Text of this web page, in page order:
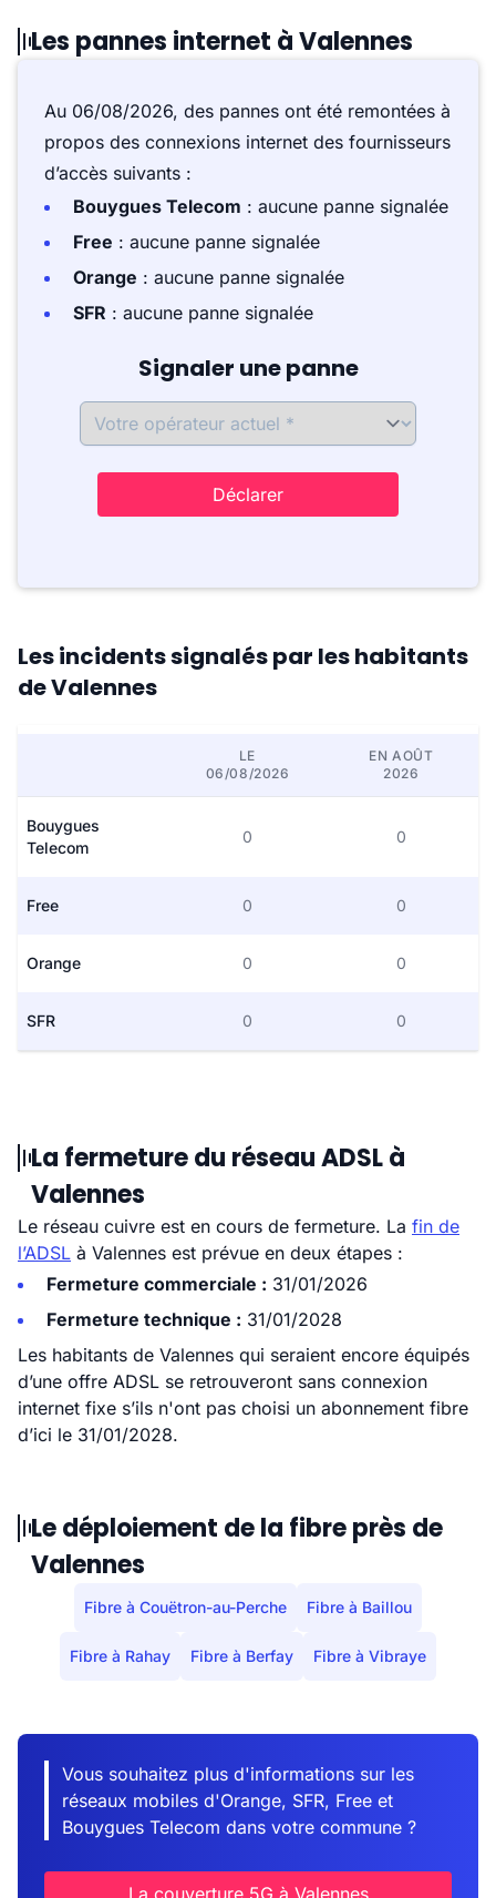
Les pannes internet à Valennes
Au 06/08/2026, des pannes ont été remontées à
propos des connexions internet des fournisseurs
d’accès suivants :
Bouygues Telecom : aucune panne signalée
Free : aucune panne signalée
Orange : aucune panne signalée
SFR : aucune panne signalée
Signaler une panne
Déclarer
Les incidents signalés par les habitants
de Valennes
LE
06/08/2026
EN AOÛT
2026
Bouygues
Telecom
0 0
Free 0 0
Orange 0 0
SFR 0 0
La fermeture du réseau ADSL à
Valennes
Le réseau cuivre est en cours de fermeture. La fin de
l’ADSL à Valennes est prévue en deux étapes :
Fermeture commerciale : 31/01/2026
Fermeture technique : 31/01/2028
Les habitants de Valennes qui seraient encore équipés
d’une offre ADSL se retrouveront sans connexion
internet fixe s’ils n'ont pas choisi un abonnement fibre
d’ici le 31/01/2028.
Le déploiement de la fibre près de
Valennes
Fibre à Couëtron-au-Perche Fibre à Baillou
Fibre à Rahay Fibre à Berfay Fibre à Vibraye
Vous souhaitez plus d'informations sur les
réseaux mobiles d'Orange, SFR, Free et
Bouygues Telecom dans votre commune ?
La couverture 5G à Valennes